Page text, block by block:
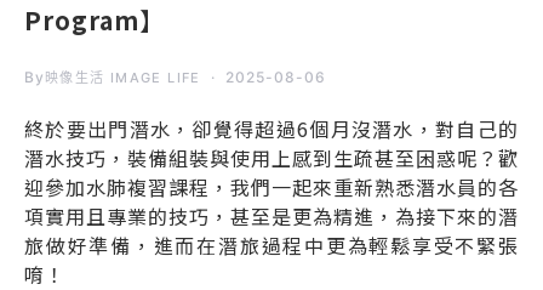
Program】
By 映像生活 IMAGE LIFE 2025-08-06
終於要出門潛水，卻覺得超過6個月沒潛水，對自己的
潛水技巧，裝備組裝與使用上感到生疏甚至困惑呢？歡
迎參加水肺複習課程，我們一起來重新熟悉潛水員的各
項實用且專業的技巧，甚至是更為精進，為接下來的潛
旅做好準備，進而在潛旅過程中更為輕鬆享受不緊張
唷！